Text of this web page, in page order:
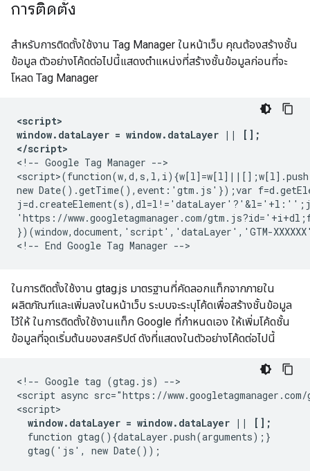
การติดตั้ง
สำหรับการติดตั้งใช้งาน Tag Manager ในหน้าเว็บ คุณต้องสร้างชั้น
ข้อมูล ตัวอย่างโค้ดต่อไปนี้แสดงตำแหน่งที่สร้างชั้นข้อมูลก่อนที่จะ
โหลด Tag Manager
<script>
window.dataLayer = window.dataLayer || [];
</script>
<!-- Google Tag Manager -->
new Date().getTime(),event:'gtm.js'});var
'https://www.googletagmanager.com/
})(window,document,'script','dataLayer','GTM-
ในการติดตั้งใช้งาน gtag.js มาตรฐานที่คัดลอกแท็กจากภายใน
ผลิตภัณฑ์และเพิ่มลงในหน้าเว็บ ระบบจะระบุโค้ดเพื่อสร้างชั้นข้อมูล
ไว้ให้ ในการติดตั้งใช้งานแท็ก Google ที่กำหนดเอง ให้เพิ่มโค้ดชั้น
ข้อมูลที่จุดเริ่มต้นของสคริปต์ ดังที่แสดงในตัวอย่างโค้ดต่อไปนี้
<!-- Google tag (gtag.js) -->
<script async src="https://
<script>
window.dataLayer = window.dataLayer || [];
  function gtag(){dataLayer.push(arguments);}
  gtag('js', new Date());